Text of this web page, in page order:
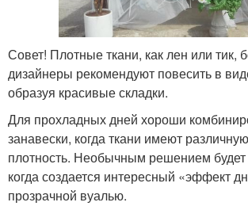
Совет! Плотные ткани, как лен или тик,
дизайнеры рекомендуют повесить в
образуя красивые складки.
Для прохладных дней хороши
занавески, когда ткани имеют
плотность. Необычным решением
когда создается интересный «эффект
прозрачной вуалью.